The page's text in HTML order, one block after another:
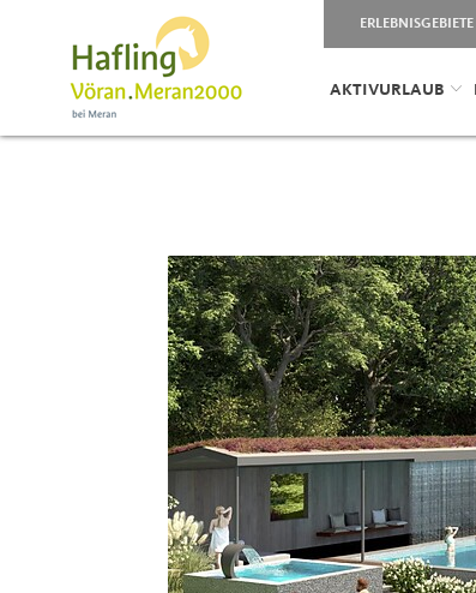
ERLEBNISGEBIETE
AKTIVURLAUB